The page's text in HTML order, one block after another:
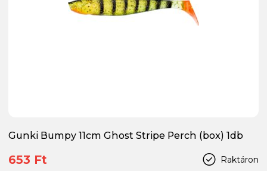
Gunki Bumpy 11cm Ghost Stripe Perch (box) 1db
Raktáron
653 Ft